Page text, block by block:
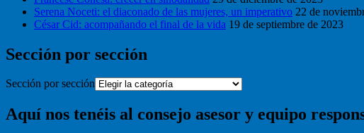
Serena Noceti: el diaconado de las mujeres, un imperativo 22 de
César Cid: acompañando el final de la vida 19 de septiembre de 2023
Sección por sección
Sección por sección
Aquí nos tenéis al consejo asesor y equipo